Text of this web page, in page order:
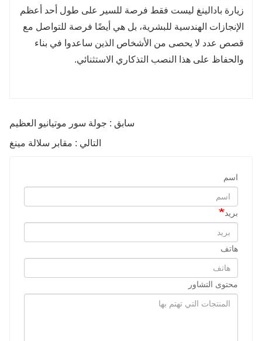
زيارة بادالينغ ليست فقط فرصة للسير على طول أحد أعظم
الإنجازات الهندسية للبشرية، بل هي أيضًا فرصة للتواصل مع
قصص عدد لا يحصى من الأشخاص الذين ساعدوا في بناء
والحفاظ على هذا النصب التذكاري الاستثنائي.
سابق : جولة سور موتيانيو العظيم
التالي : مقابر سلالة مينغ
اسم
بريد
هاتف
محتوى التشاور